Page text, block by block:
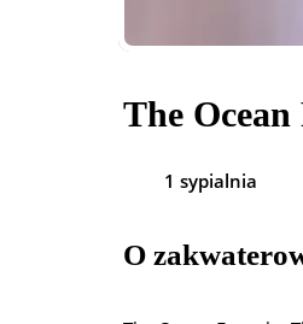
The
1 sypialnia
O